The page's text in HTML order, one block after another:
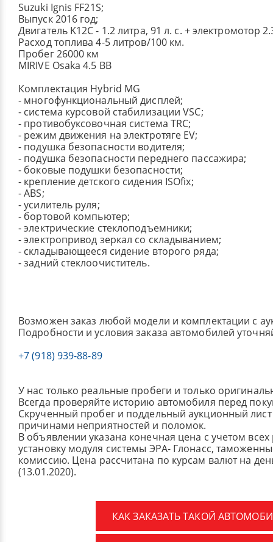
Suzuki Ignis FF21S;
Выпуск 2016 год;
Двигатель K12C - 1.2 литра, 91 л. с. + электромотор
Расход топлива 4-5 литров/100 км.
Пробег 26000 км
MIRIVE Osaka 4.5 BB
Комплектация Hybrid MG
- многофункциональный дисплей;
- система курсовой стабилизации VSC;
- противобуксовочная система TRC;
- режим движения на электротяге EV;
- подушка безопасности водителя;
- подушка безопасности переднего пассажира;
- боковые подушки безопасности;
- крепление детского сидения ISOfix;
- ABS;
- усилитель руля;
- бортовой компьютер;
- электрические стеклоподъемники;
- электропривод зеркал со складыванием;
- складывающееся сидение второго ряда;
- задний стеклоочиститель.
Возможен заказ любой модели и комплектации с
Подробности и условия заказа автомобилей
+7 (918) 939-88-89
У нас только реальные пробеги и только
Всегда проверяйте историю автомобиля перед
Скрученный пробег и поддельный аукционный лист
причинами неприятностей и поломок.
В объявлении указана конечная цена с учетом
установку модуля системы ЭРА- Глонасс,
комиссию. Цена рассчитана по курсам валют на
(13.01.2020).
КАК ЗАКАЗАТЬ ТАКОЙ